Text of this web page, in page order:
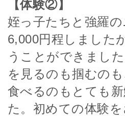
【体験②】
姪っ子たちと強羅
6,000円程しました
うことができまし
を見るのも掴むの
食べるのもとても
た。初めての体験